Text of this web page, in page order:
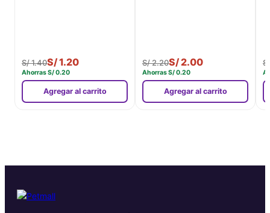
S/1.40S/1.20
AhorrasS/0.20
Agregar al carrito
S/2.20S/2.00
AhorrasS/0.20
Agregar al carrito
S/